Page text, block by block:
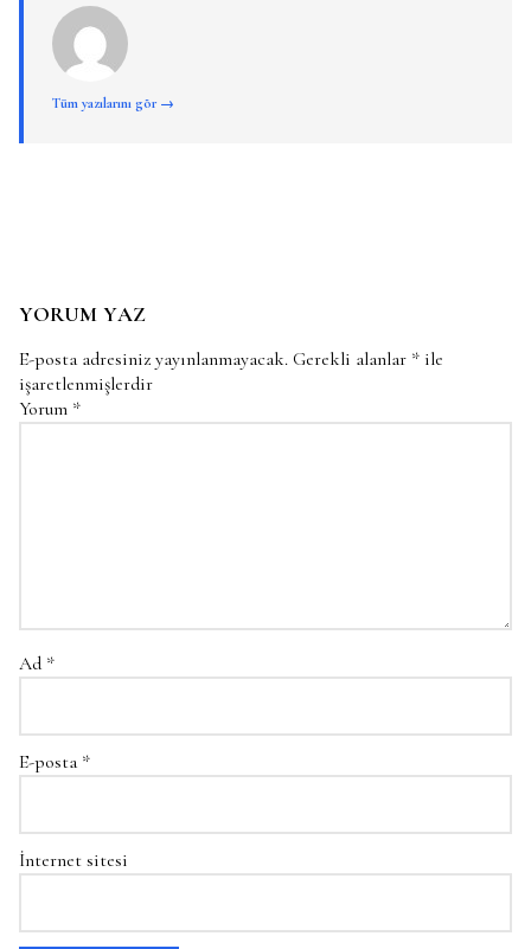
Tüm yazılarını gör →
YORUM YAZ
E-posta adresiniz yayınlanmayacak. Gerekli alanlar * ile
işaretlenmişlerdir
Yorum *
Ad *
E-posta *
İnternet sitesi